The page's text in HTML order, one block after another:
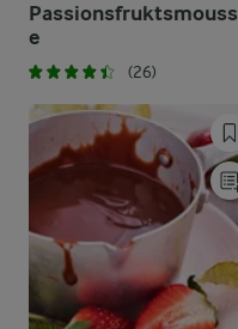
Passionsfruktsmouss
e
(26)